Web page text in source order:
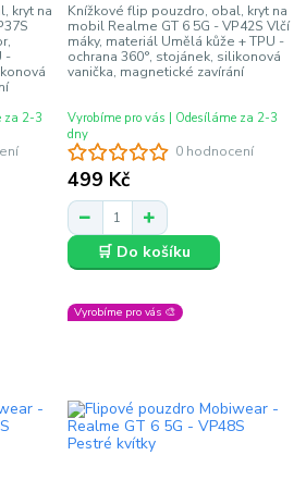
kryt na
-
za 2-3
0 hodnocení
Knížkové flip pouzdro, obal, kryt na
mobil Realme GT 6 5G - VP42S Vlčí
máky, materiál Umělá kůže + TPU -
ochrana 360°, stojánek, silikonová
vanička, magnetické zavírání
499 Kč
Vyrobíme pro vás | Odesíláme za 2-3
dny
🛒 Do košíku
Vyrobíme pro vás 🎨